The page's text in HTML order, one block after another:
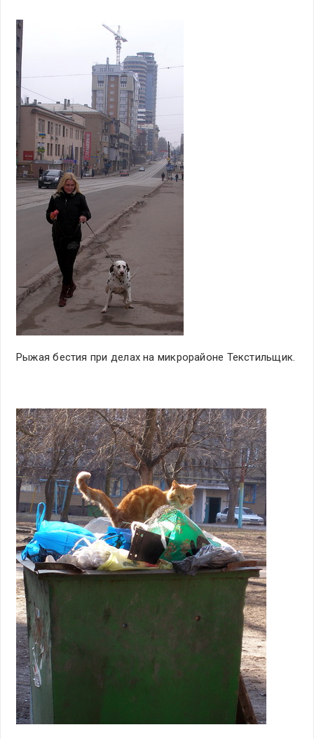
Рыжая бестия при делах на микрорайоне Текстильщик.